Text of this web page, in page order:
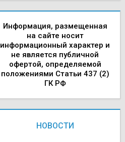
Информация, размещенная
на сайте носит
информационный характер и
не является публичной
офертой, определяемой
положениями Статьи 437 (2)
ГК РФ
НОВОСТИ